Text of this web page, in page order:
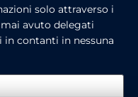
solo attraverso i
avuto delegati
contanti in nessuna